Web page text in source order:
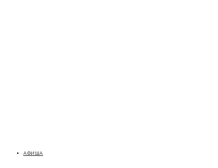
АФИША